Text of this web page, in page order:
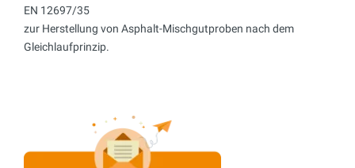
EN 12697/35
zur Herstellung von Asphalt-Mischgutproben nach dem
Gleichlaufprinzip.